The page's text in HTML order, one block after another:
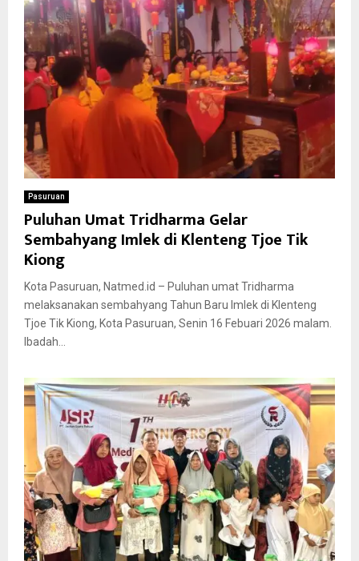
Pasuruan
Puluhan Umat Tridharma Gelar
Sembahyang Imlek di Klenteng Tjoe Tik
Kiong
Kota Pasuruan, Natmed.id – Puluhan umat Tridharma
melaksanakan sembahyang Tahun Baru Imlek di Klenteng
Tjoe Tik Kiong, Kota Pasuruan, Senin 16 Febuari 2026 malam.
Ibadah...